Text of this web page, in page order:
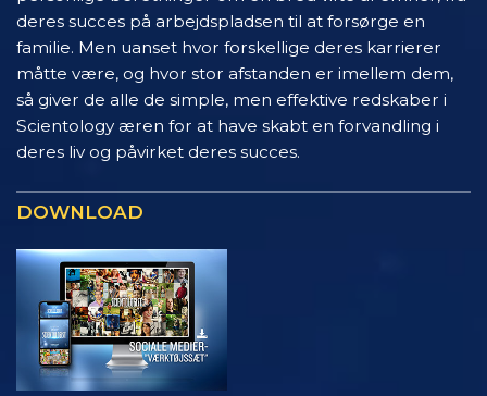
deres succes på arbejdspladsen til at forsørge en
familie. Men uanset hvor forskellige deres karrierer
måtte være, og hvor stor afstanden er imellem dem,
så giver de alle de simple, men effektive redskaber i
Scientology æren for at have skabt en forvandling i
deres liv og påvirket deres succes.
DOWNLOAD